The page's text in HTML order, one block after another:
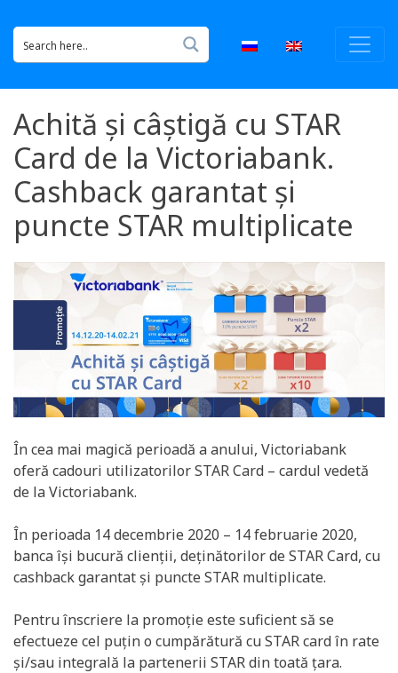
Achită și câștigă cu STAR
Card de la Victoriabank.
Cashback garantat și
puncte STAR multiplicate
În cea mai magică perioadă a anului, Victoriabank
oferă cadouri utilizatorilor STAR Card – cardul vedetă
de la Victoriabank.
În perioada 14 decembrie 2020 – 14 februarie 2020,
banca își bucură clienții, deținătorilor de STAR Card, cu
cashback garantat și puncte STAR multiplicate.
Pentru înscriere la promoție este suficient să se
efectueze cel puțin o cumpărătură cu STAR card în rate
și/sau integrală la partenerii STAR din toată țara.